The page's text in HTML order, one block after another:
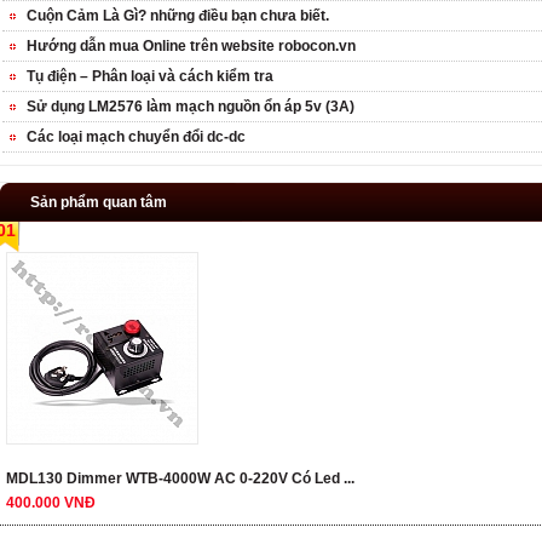
Cuộn Cảm Là Gì? những điều bạn chưa biết.
Hướng dẫn mua Online trên website robocon.vn
Tụ điện – Phân loại và cách kiểm tra
Sử dụng LM2576 làm mạch nguồn ổn áp 5v (3A)
Các loại mạch chuyển đổi dc-dc
Sản phẩm quan tâm
MDL130 Dimmer WTB-4000W AC 0-220V Có Led ...
400.000 VNĐ